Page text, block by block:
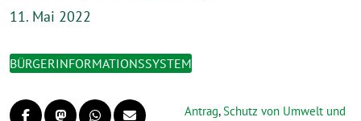
11. Mai 2022
BÜRGERINFORMATIONSSYSTEM
Antrag,Schutz von Umwelt und